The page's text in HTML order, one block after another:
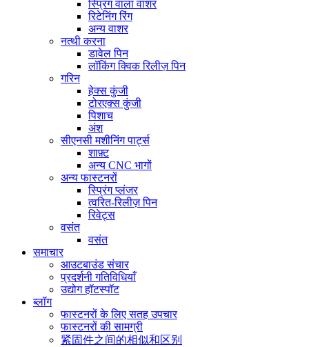
स्प्रिंग वाला वाशर
रिटेनिंग रिंग
अन्य वाशर
नत्थी करना
डावेल पिन
लॉकिंग क्विक रिलीज़ पिन
गरिन
हेक्स कुंजी
टोरएक्स कुंजी
पिशाच
अंश
सीएनसी मशीनिंग पार्ट्स
शाफ़्ट
अन्य CNC भागों
अन्य फास्टनरों
स्प्रिंग प्लंजर
त्वरित-रिलीज़ पिन
रिवेट्स
वसंत
वसंत
समाचार
आउटबाउंड संचार
प्रदर्शनी गतिविधियाँ
उद्योग हॉटस्पॉट
ब्लॉग
फास्टनरों के लिए सतह उपचार
फास्टनरों की सामग्री
紧固件之间的相似和区别